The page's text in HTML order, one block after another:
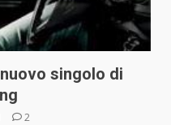
singolo di
2